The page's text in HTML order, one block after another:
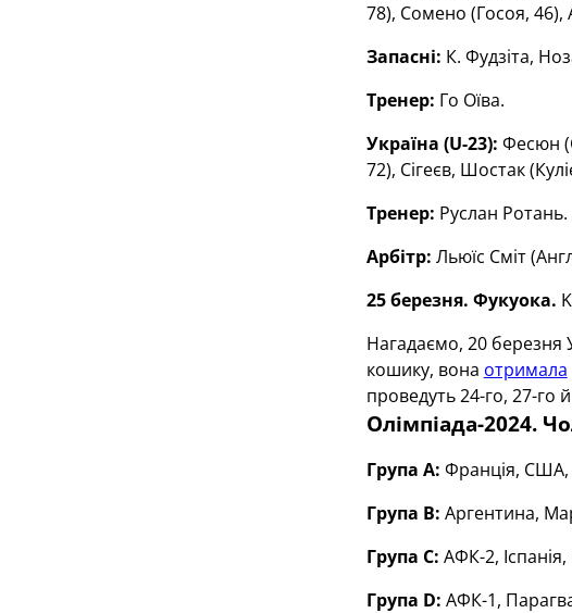
78), Сомено (Госоя, 46),
Запасні: К. Фудзіта,
Тренер: Го Оїва.
Україна (U-23): Фесюн
72), Сігеєв, Шостак
Тренер: Руслан Ротань.
Арбітр: Льюїс Сміт
25 березня. Фукуока.
Нагадаємо, 20 березня
кошику, вона отримала
проведуть 24-го, 27-го
Олімпіада-2024.
Група А: Франція, США,
Група В: Аргентина,
Група С: АФК-2,
Група D: АФК-1,